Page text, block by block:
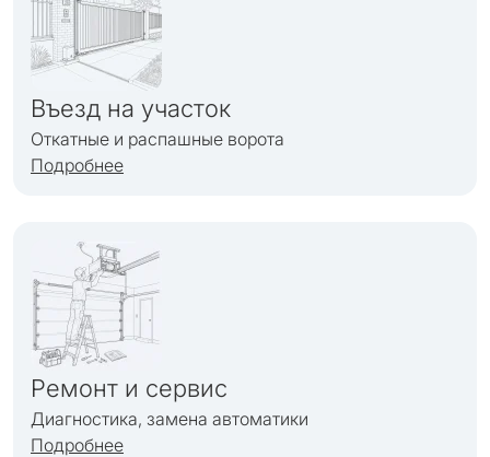
Въезд на участок
Откатные и распашные ворота
Подробнее
Ремонт и сервис
Диагностика, замена автоматики
Подробнее